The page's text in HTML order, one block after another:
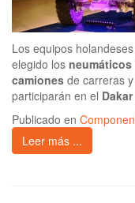
Los equipos holandeses
elegido los neumáticos
camiones de carreras
participarán en el
Publicado en
Leer más ...